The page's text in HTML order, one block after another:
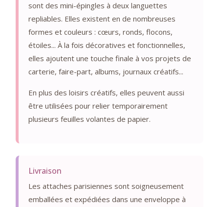
sont des mini-épingles à deux languettes
repliables. Elles existent en de nombreuses
formes et couleurs : cœurs, ronds, flocons,
étoiles... À la fois décoratives et fonctionnelles,
elles ajoutent une touche finale à vos projets de
carterie, faire-part, albums, journaux créatifs...
En plus des loisirs créatifs, elles peuvent aussi
être utilisées pour relier temporairement
plusieurs feuilles volantes de papier.
Livraison
Les attaches parisiennes sont soigneusement
emballées et expédiées dans une enveloppe à